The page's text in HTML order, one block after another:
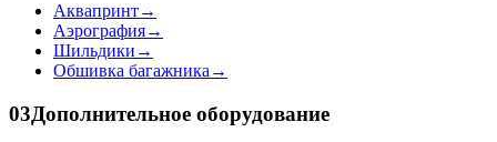
Аквапринт→
Аэрография→
Шильдики →
Обшивка багажника→
03Дополнительное оборудование